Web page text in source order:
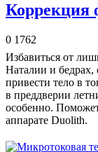
Коррекция
0 1762
Избавиться от
Наталии и бедрах,
привести тело в
в преддверии
особенно.
аппарате Duolith.